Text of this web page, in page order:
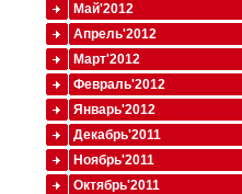
Май'2012
Апрель'2012
Март'2012
Февраль'2012
Январь'2012
Декабрь'2011
Ноябрь'2011
Октябрь'2011